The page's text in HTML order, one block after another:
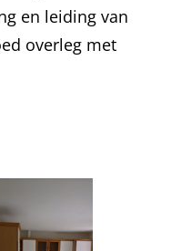
en leiding van
overleg met